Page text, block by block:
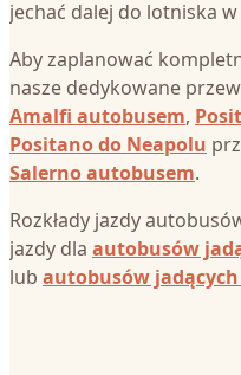
jechać dalej do lotniska
Aby zaplanować
nasze dedykowane
Amalfi autobusem,
Positano do Neapolu
Salerno autobusem.
Rozkłady jazdy
jazdy dla autobusów
lub autobusów